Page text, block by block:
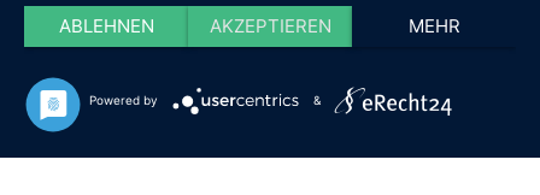
ABLEHNEN AKZEPTIEREN MEHR
Powered by &